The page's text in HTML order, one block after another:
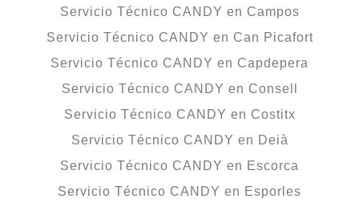
Servicio Técnico CANDY en Campos
Servicio Técnico CANDY en Can Picafort
Servicio Técnico CANDY en Capdepera
Servicio Técnico CANDY en Consell
Servicio Técnico CANDY en Costitx
Servicio Técnico CANDY en Deià
Servicio Técnico CANDY en Escorca
Servicio Técnico CANDY en Esporles